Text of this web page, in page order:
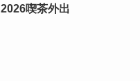
喫茶外出